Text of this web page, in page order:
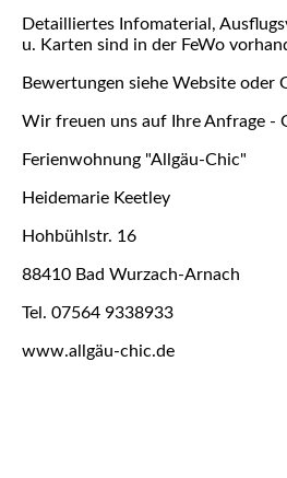
Detailliertes Infomaterial,
u. Karten sind in der FeWo
Bewertungen siehe Website oder
Wir freuen uns auf Ihre Anfrage -
Ferienwohnung "Allgäu-Chic"
Heidemarie Keetley
Hohbühlstr. 16
88410 Bad Wurzach-Arnach
Tel. 07564 9338933
www.allgäu-chic.de